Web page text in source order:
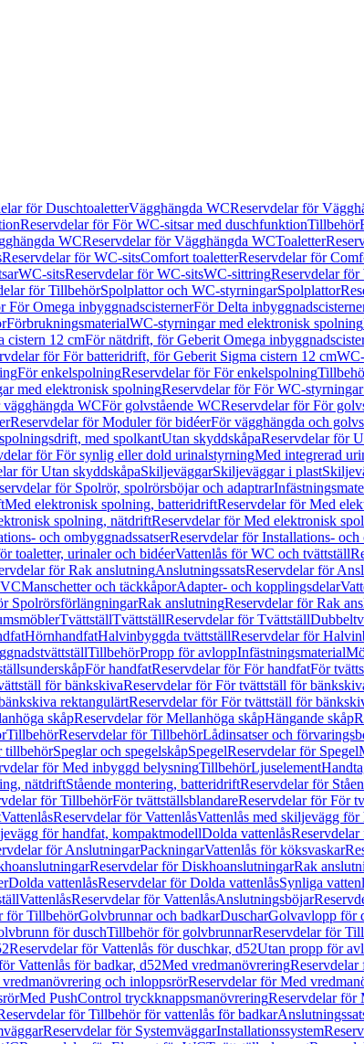
för DuschtoaletterVägghängda WCReservdelar för
Reservdelar för För WC-sitsar med duschfunktionTillbehör
WCReservdelar för Vägghängda WCToaletter
Reservdelar för WC-sitsComfort toaletterReservdelar för
WC-sitsReservdelar för WC-sitsWC-sittringReservdelar
för TillbehörSpolplattor och WC-styrningarSpolplattor
För Omega inbyggnadscisternerFör Delta
FörbrukningsmaterialWC-styrningar med elektronisk spolning
cistern 12 cmFör nätdrift, för Geberit Omega
för För batteridrift, för Geberit Sigma cistern 12 cm
För enkelspolningReservdelar för För enkelspolning
med elektronisk spolningReservdelar för För WC-
WCFör golvstående WCReservdelar för För
Reservdelar för Moduler för bidéerFör vägghängda och
med spolkantUtan skyddskåpaReservdelar för
för För synlig eller dold urinalstyrningMed integrerad
för Utan skyddskåpaSkiljeväggarSkiljeväggar i plast
för Spolrör, spolrörsböjar och adaptrar
Med elektronisk spolning, batteridriftReservdelar för Med
spolning, nätdriftReservdelar för Med elektronisk
och ombyggnadssatserReservdelar för Installations- och
toaletter, urinaler och bidéerVattenlås för WC och tvättställ
för Rak anslutningAnslutningssatsReservdelar för
Manschetter och täckkåporAdapter- och kopplingsdelar
SpolrörsförlängningarRak anslutningReservdelar för Rak
TvättställTvättställReservdelar för Tvättställ
HörnhandfatHalvinbyggda tvättställReservdelar för
TillbehörPropp för avloppInfästningsmaterial
För handfatReservdelar för För handfatFör
för bänkskivaReservdelar för För tvättställ för
rektangulärtReservdelar för För tvättställ för
skåpReservdelar för Mellanhöga skåpHängande skåp
TillbehörReservdelar för TillbehörLådinsatser och
tillbehörSpeglar och spegelskåpSpegelReservdelar för Spegel
för Med inbyggd belysningTillbehörLjuselement
nätdriftStående montering, batteridriftReservdelar för
för TillbehörFör tvättställsblandareReservdelar för För
VattenlåsReservdelar för VattenlåsVattenlås med skiljevägg för
för handfat, kompaktmodellDolda vattenlås
för AnslutningarPackningarVattenlås för köksvaskar
Reservdelar för DiskhoanslutningarRak
Dolda vattenlåsReservdelar för Dolda vattenlåsSynliga
VattenlåsReservdelar för VattenlåsAnslutningsböjar
för TillbehörGolvbrunnar och badkarDuscharGolvavlopp för
för duschTillbehör för golvbrunnarReservdelar för
Reservdelar för Vattenlås för duschkar, d52Utan propp för
Vattenlås för badkar, d52Med vredmanövrering
och inloppsrörReservdelar för Med
Med PushControl tryckknappsmanövreringReservdelar för
för Tillbehör för vattenlås för badkar
Reservdelar för SystemväggarInstallationssystem